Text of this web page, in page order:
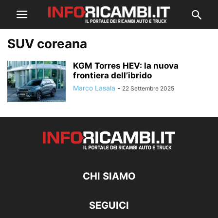
SUV coreana
KGM Torres HEV: la nuova
frontiera dell’ibrido
Marco Lasala - 22 Settembre 2025
CHI SIAMO
SEGUICI